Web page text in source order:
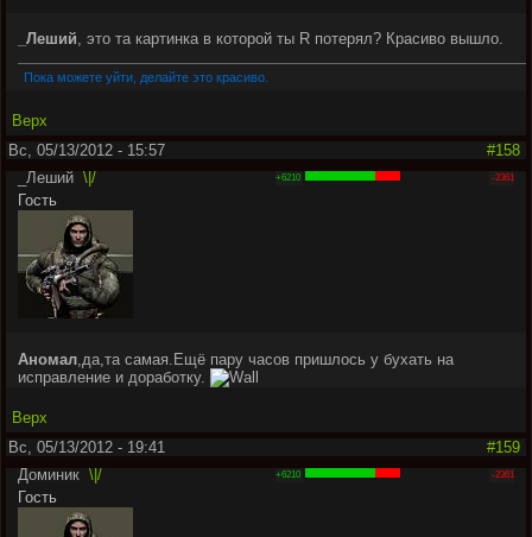
_Леший, это та картинка в которой ты R потерял? Красиво вышло.
Пока можете уйти, делайте это красиво.
Верх
Вс, 05/13/2012 - 15:57
#158
_Леший \|/
Гость
+6210 -2361
Аномал ,да,та самая.Ещё пару часов пришлось у бухать на
исправление и доработку.
Верх
Вс, 05/13/2012 - 19:41
#159
Доминик \|/
Гость
+6210 -2361